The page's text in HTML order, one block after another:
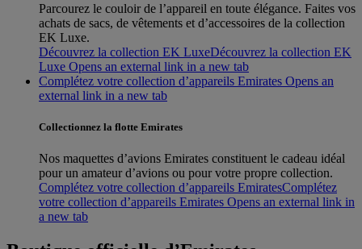
Parcourez le couloir de l’appareil en toute élégance. Faites vos
achats de sacs, de vêtements et d’accessoires de la collection
EK Luxe.
Découvrez la collection EK LuxeDécouvrez la collection EK
Luxe Opens an external link in a new tab
Complétez votre collection d’appareils Emirates Opens an
external link in a new tab
Collectionnez la flotte Emirates
Nos maquettes d’avions Emirates constituent le cadeau idéal
pour un amateur d’avions ou pour votre propre collection.
Complétez votre collection d’appareils EmiratesComplétez
votre collection d’appareils Emirates Opens an external link in
a new tab